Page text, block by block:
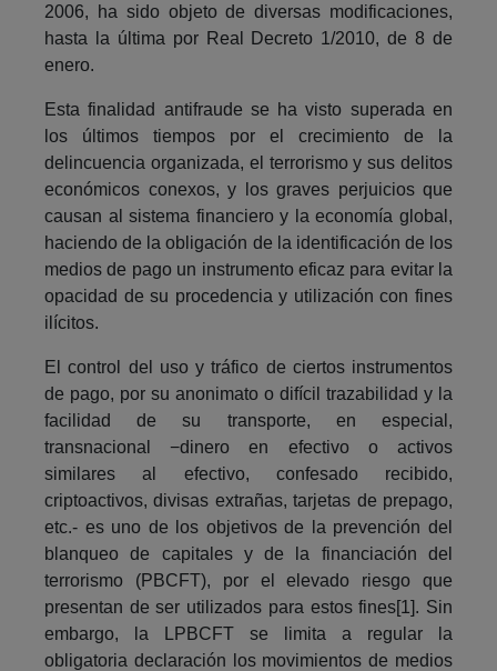
2006, ha sido objeto de diversas modificaciones,
hasta la última por Real Decreto 1/2010, de 8 de
enero.
Esta finalidad antifraude se ha visto superada en
los últimos tiempos por el crecimiento de la
delincuencia organizada, el terrorismo y sus delitos
económicos conexos, y los graves perjuicios que
causan al sistema financiero y la economía global,
haciendo de la obligación de la identificación de los
medios de pago un instrumento eficaz para evitar la
opacidad de su procedencia y utilización con fines
ilícitos.
El control del uso y tráfico de ciertos instrumentos
de pago, por su anonimato o difícil trazabilidad y la
facilidad de su transporte, en especial,
transnacional −dinero en efectivo o activos
similares al efectivo, confesado recibido,
criptoactivos, divisas extrañas, tarjetas de prepago,
etc.- es uno de los objetivos de la prevención del
blanqueo de capitales y de la financiación del
terrorismo (PBCFT), por el elevado riesgo que
presentan de ser utilizados para estos fines[1]. Sin
embargo, la LPBCFT se limita a regular la
obligatoria declaración los movimientos de medios